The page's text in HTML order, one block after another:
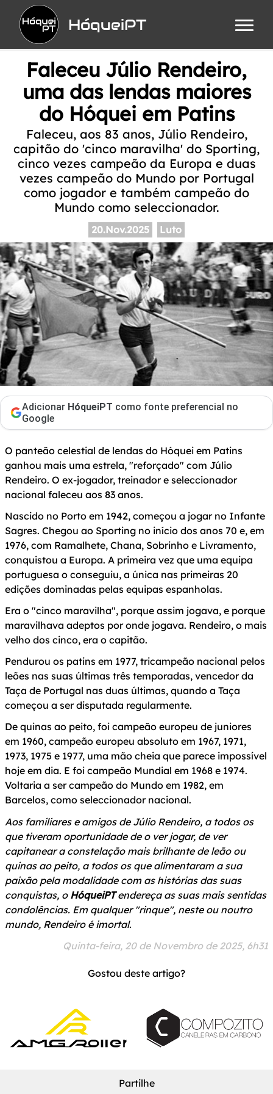
HóqueiPT
Faleceu Júlio Rendeiro,
uma das lendas maiores
do Hóquei em Patins
Faleceu, aos 83 anos, Júlio Rendeiro,
capitão do 'cinco maravilha' do Sporting,
cinco vezes campeão da Europa e duas
vezes campeão do Mundo por Portugal
como jogador e também campeão do
Mundo como seleccionador.
20.Nov.2025 Luto
Adicionar HóqueiPT como fonte preferencial no
Google
O panteão celestial de lendas do Hóquei em Patins
ganhou mais uma estrela, "reforçado" com Júlio
Rendeiro. O ex-jogador, treinador e seleccionador
nacional faleceu aos 83 anos.
Nascido no Porto em 1942, começou a jogar no Infante
Sagres. Chegou ao Sporting no início dos anos 70 e, em
1976, com Ramalhete, Chana, Sobrinho e Livramento,
conquistou a Europa. A primeira vez que uma equipa
portuguesa o conseguiu, a única nas primeiras 20
edições dominadas pelas equipas espanholas.
Era o "cinco maravilha", porque assim jogava, e porque
maravilhava adeptos por onde jogava. Rendeiro, o mais
velho dos cinco, era o capitão.
Pendurou os patins em 1977, tricampeão nacional pelos
leões nas suas últimas três temporadas, vencedor da
Taça de Portugal nas duas últimas, quando a Taça
começou a ser disputada regularmente.
De quinas ao peito, foi campeão europeu de juniores
em 1960, campeão europeu absoluto em 1967, 1971,
1973, 1975 e 1977, uma mão cheia que parece impossível
hoje em dia. E foi campeão Mundial em 1968 e 1974.
Voltaria a ser campeão do Mundo em 1982, em
Barcelos, como seleccionador nacional.
Aos familiares e amigos de Júlio Rendeiro, a todos os
que tiveram oportunidade de o ver jogar, de ver
capitanear a constelação mais brilhante de leão ou
quinas ao peito, a todos os que alimentaram a sua
paixão pela modalidade com as histórias das suas
conquistas, o HóqueiPTendereça as suas mais sentidas
condolências. Em qualquer "rinque", neste ou noutro
mundo, Rendeiro é imortal.
Quinta-feira, 20 de Novembro de 2025, 6h31
Gostou deste artigo?
Partilhe